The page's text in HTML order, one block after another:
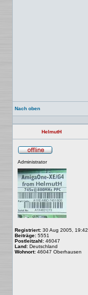
Nach oben
HelmutH
Administrator
Registriert: 30 Aug 2005, 19:42
Beiträge: 5551
Postleitzahl: 46047
Land: Deutschland
Wohnort: 46047 Oberhausen